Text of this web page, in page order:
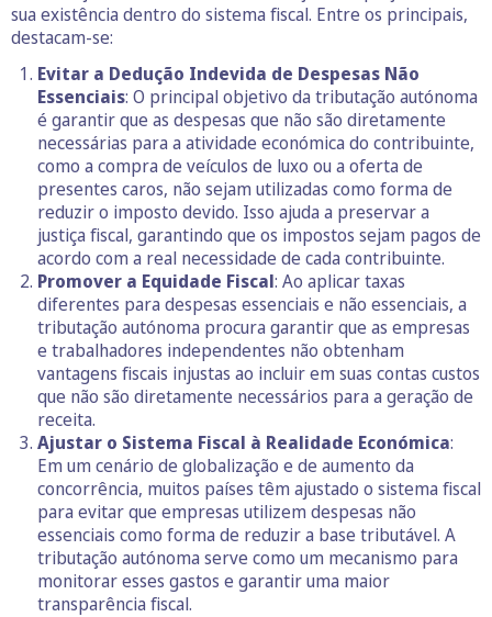
sua existência dentro do sistema fiscal. Entre os principais,
destacam-se:
Evitar a Dedução Indevida de Despesas Não
Essenciais: O principal objetivo da tributação autónoma
é garantir que as despesas que não são diretamente
necessárias para a atividade económica do contribuinte,
como a compra de veículos de luxo ou a oferta de
presentes caros, não sejam utilizadas como forma de
reduzir o imposto devido. Isso ajuda a preservar a
justiça fiscal, garantindo que os impostos sejam pagos de
acordo com a real necessidade de cada contribuinte.
Promover a Equidade Fiscal: Ao aplicar taxas
diferentes para despesas essenciais e não essenciais, a
tributação autónoma procura garantir que as empresas
e trabalhadores independentes não obtenham
vantagens fiscais injustas ao incluir em suas contas custos
que não são diretamente necessários para a geração de
receita.
Ajustar o Sistema Fiscal à Realidade Económica:
Em um cenário de globalização e de aumento da
concorrência, muitos países têm ajustado o sistema fiscal
para evitar que empresas utilizem despesas não
essenciais como forma de reduzir a base tributável. A
tributação autónoma serve como um mecanismo para
monitorar esses gastos e garantir uma maior
transparência fiscal.